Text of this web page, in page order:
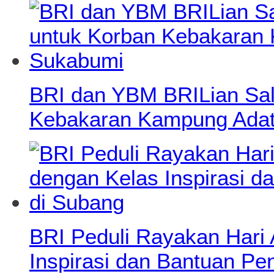
BRI dan YBM BRILian
Kebakaran Kampung
BRI Peduli Rayakan
Inspirasi dan Bantuan